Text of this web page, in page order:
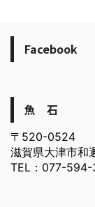
Facebook
魚 石
〒520-0524
滋賀県大津市和
TEL：077-594-